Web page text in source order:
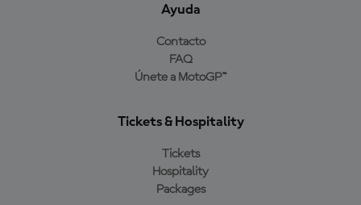
Ayuda
Contacto
FAQ
Únete a MotoGP™
Tickets & Hospitality
Tickets
Hospitality
Packages